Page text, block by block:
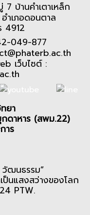
7 บ้านคำเตาเหล็ก
อดอนตาล
4912
049-877
เว็บไซต์ :
ยา
ดาหาร (สพม.22)
าร
ฒนธรรม”
นแสงสว่างของโลก
PTW.